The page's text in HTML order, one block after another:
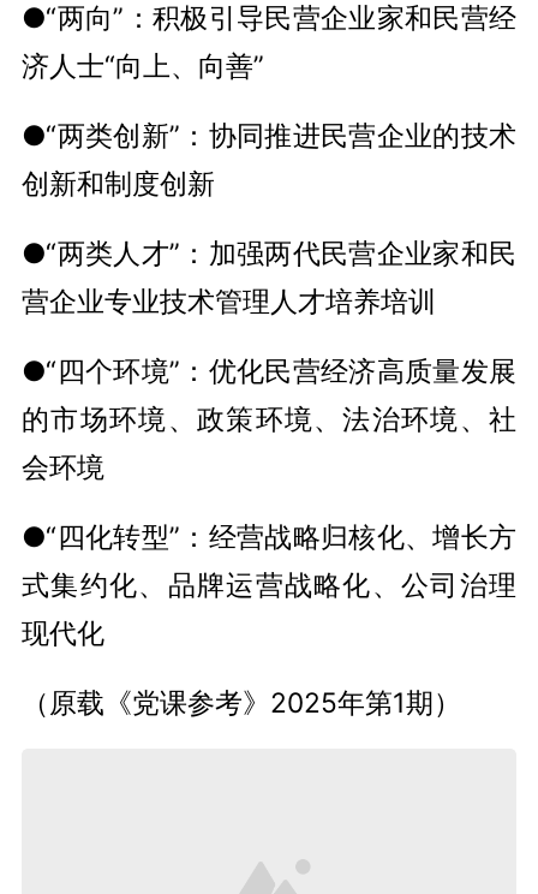
●“两向”：积极引导民营企业家和民营经
济人士“向上、向善”
●“两类创新”：协同推进民营企业的技术
创新和制度创新
●“两类人才”：加强两代民营企业家和民
营企业专业技术管理人才培养培训
●“四个环境”：优化民营经济高质量发展
的市场环境、政策环境、法治环境、社
会环境
●“四化转型”：经营战略归核化、增长方
式集约化、品牌运营战略化、公司治理
现代化
（原载《党课参考》2025年第1期）